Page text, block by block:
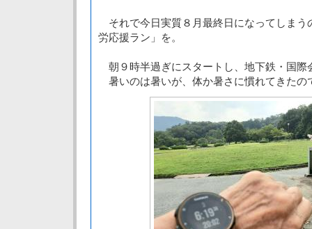
それで今日実質８月最終日になってしまう
労応援ラン」を。
朝９時半過ぎにスタートし、地下鉄・国際
暑いのは暑いが、体か暑さに慣れてきたの